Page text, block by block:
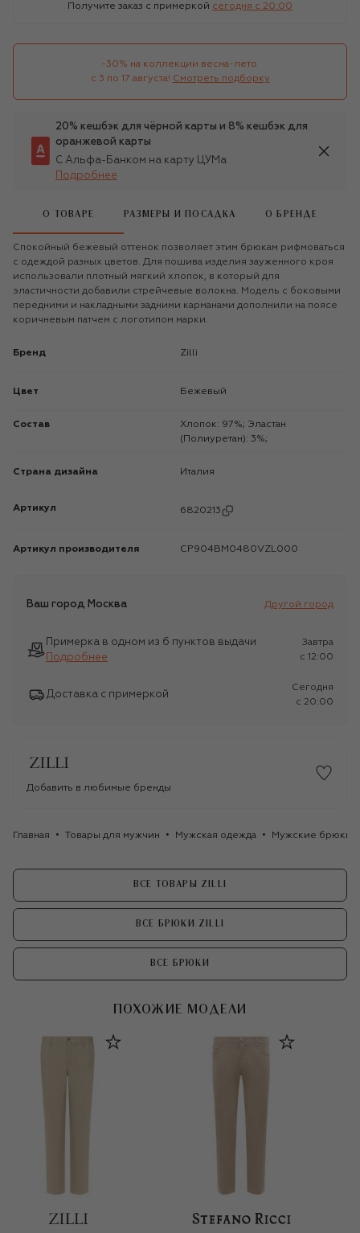
Получите заказ с примеркой сегодня c 20:00
-30% на коллекции весна-лето
с 3 по 17 августа! Смотреть подборку
20% кешбэк для чёрной карты и 8% кешбэк для
оранжевой карты
С Альфа-Банком на карту ЦУМа
Подробнее
О ТОВАРЕ РАЗМЕРЫ И ПОСАДКА О БРЕНДЕ
Спокойный бежевый оттенок позволяет этим брюкам рифмоваться
с одеждой разных цветов. Для пошива изделия зауженного кроя
использовали плотный мягкий хлопок, в который для
эластичности добавили стрейчевые волокна. Модель с боковыми
передними и накладными задними карманами дополнили на поясе
коричневым патчем с логотипом марки.
Бренд Zilli
Цвет Бежевый
Состав
Хлопок: 97%; Эластан
(Полиуретан): 3%;
Страна дизайна Италия
Артикул 6820213
Артикул производителя CP904BM0480VZL000
Ваш город Москва Другой город
Примерка в одном из 6 пунктов выдачи
Подробнее
Завтра
c 12:00
Доставка с примеркой
Сегодня
c 20:00
Добавить в любимые бренды
Главная Товары для мужчин Мужская одежда Мужские брюки
ВСЕ ТОВАРЫ ZILLI
ВСЕ БРЮКИ ZILLI
ВСЕ БРЮКИ
ПОХОЖИЕ МОДЕЛИ